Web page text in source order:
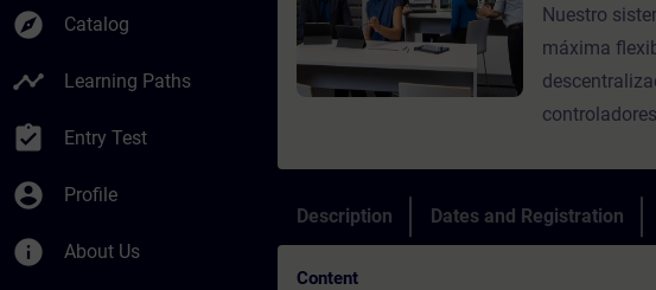
explore Catalog
timeline Learning Paths
assignment_turned_in Entry Test
account_circle Profile
info About Us
Nuestro
máxima
Description Dates and Registration
Content